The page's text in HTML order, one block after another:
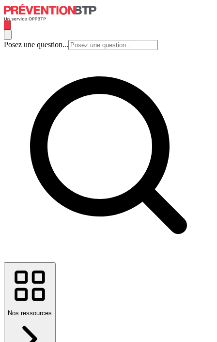
Posez une question...
Nos ressources